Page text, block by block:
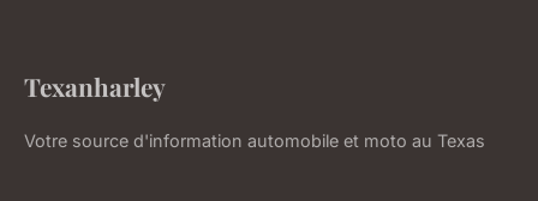
Texanharley
Votre source d'information automobile et moto au Texas